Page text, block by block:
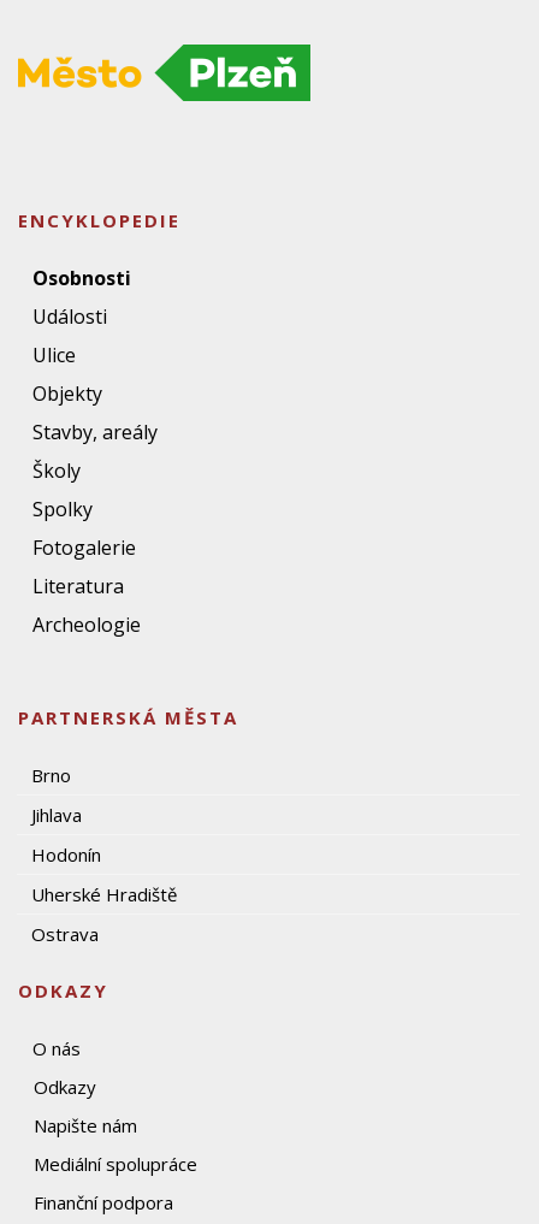
ENCYKLOPEDIE
Osobnosti
Události
Ulice
Objekty
Stavby, areály
Školy
Spolky
Fotogalerie
Literatura
Archeologie
PARTNERSKÁ MĚSTA
Brno
Jihlava
Hodonín
Uherské Hradiště
Ostrava
ODKAZY
O nás
Odkazy
Napište nám
Mediální spolupráce
Finanční podpora